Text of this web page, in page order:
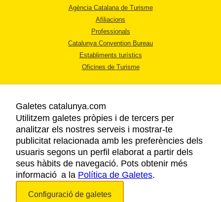
Agència Catalana de Turisme
Afiliacions
Professionals
Catalunya Convention Bureau
Establiments turístics
Oficines de Turisme
AVÍS LEGAL
POLÍTICA DE PRIVACITAT
COOKIES
ACCESSIBILITAT
Galetes catalunya.com
Utilitzem galetes pròpies i de tercers per
analitzar els nostres serveis i mostrar-te
publicitat relacionada amb les preferències dels
usuaris segons un perfil elaborat a partir dels
seus hàbits de navegació. Pots obtenir més
informació a la Política de Galetes.
Configuració de galetes